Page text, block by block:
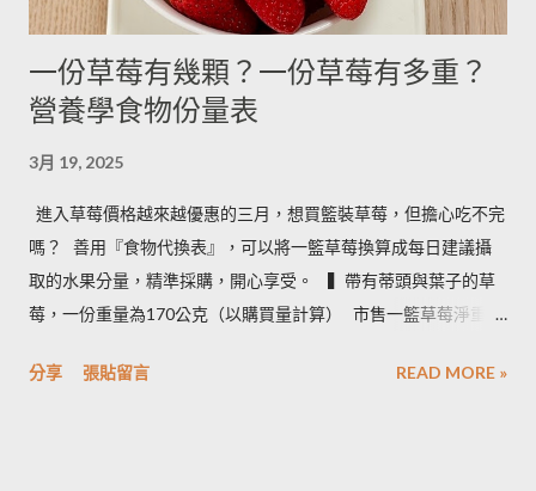
一份草莓有幾顆？一份草莓有多重？
營養學食物份量表
3月 19, 2025
進入草莓價格越來越優惠的三月，想買籃裝草莓，但擔心吃不完
嗎？ ​ 善用『食物代換表』，可以將一籃草莓換算成每日建議攝
取的水果分量，精準採購，開心享受。 ​ ​ ▍帶有蒂頭與葉子的草
莓，一份重量為170公克（以購買量計算） ​ 市售一籃草莓淨重為
損傷、撞傷等狀況） ​ • 1500 × 0.95 ÷ 170＝8.3 約可提供８份水
分享 張貼留言 READ MORE »